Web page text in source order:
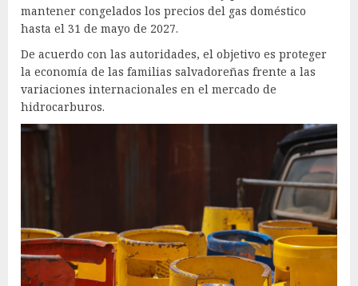
mantener congelados los precios del gas doméstico
hasta el 31 de mayo de 2027.
De acuerdo con las autoridades, el objetivo es proteger
la economía de las familias salvadoreñas frente a las
variaciones internacionales en el mercado de
hidrocarburos.